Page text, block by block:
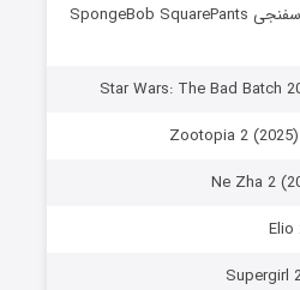
دانلود فصل پانزدهم باب اسفنجی SpongeBob SquarePants